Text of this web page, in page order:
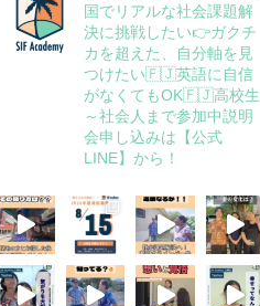
国でリアルな社会課題解
決に挑戦したい👉ガクチ
カを超えた、自分軸を見
つけたい🇫🇯英語に自信
がなくてもOK🇫🇯高校生
～社会人まで参加中説明
会申し込みは【公式
LINE】から！